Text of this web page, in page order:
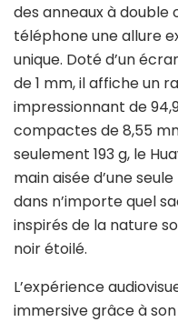
des anneaux à
téléphone une allure
unique. Doté d’un
de 1 mm, il affiche un
impressionnant de
compactes de 8,55
seulement 193 g, le
main aisée d’une
dans n’importe quel
inspirés de la nature
noir étoilé.
L’expérience
immersive grâce à